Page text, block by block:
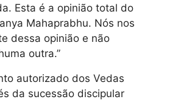
Esta é a opinião total do
Mahaprabhu. Nós nos
dessa opinião e não
outra.”
autorizado dos Vedas
da sucessão discipular